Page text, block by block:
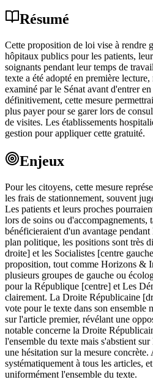
Résumé
Cette proposition de loi vise à rendre
hôpitaux publics pour les patients,
soignants pendant leur temps de
texte a été adopté en première
examiné par le Sénat avant d'entrer
définitivement, cette mesure
plus payer pour se garer lors de
de visites. Les établissements
gestion pour appliquer cette gratuité.
Enjeux
Pour les citoyens, cette mesure
les frais de stationnement, souvent
Les patients et leurs proches
lors de soins ou d'accompagnements,
bénéficieraient d'un avantage
plan politique, les positions sont très
droite] et les Socialistes [centre
proposition, tout comme Horizons &
plusieurs groupes de gauche ou
pour la République [centre] et Les
clairement. La Droite Républicaine
vote pour le texte dans son ensemble
sur l'article premier, révélant une
notable concerne la Droite
l'ensemble du texte mais s'abstient
une hésitation sur la mesure
systématiquement à tous les articles,
uniformément l'ensemble du texte.